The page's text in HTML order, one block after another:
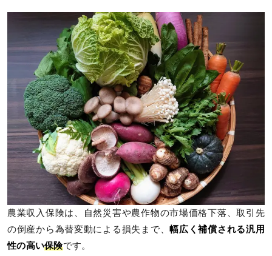
農業収入保険は、自然災害や農作物の市場価格下落、取引先
の倒産から為替変動による損失まで、幅広く補償される汎用
性の高い保険です。